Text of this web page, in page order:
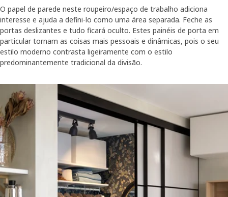
O papel de parede neste roupeiro/espaço de trabalho adiciona
interesse e ajuda a defini-lo como uma área separada. Feche as
portas deslizantes e tudo ficará oculto. Estes painéis de porta em
particular tornam as coisas mais pessoais e dinâmicas, pois o seu
estilo moderno contrasta ligeiramente com o estilo
predominantemente tradicional da divisão.